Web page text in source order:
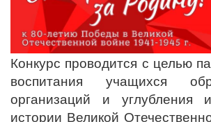
Конкурс проводится с целью
воспитания учащихся
организаций и углубления
истории Великой